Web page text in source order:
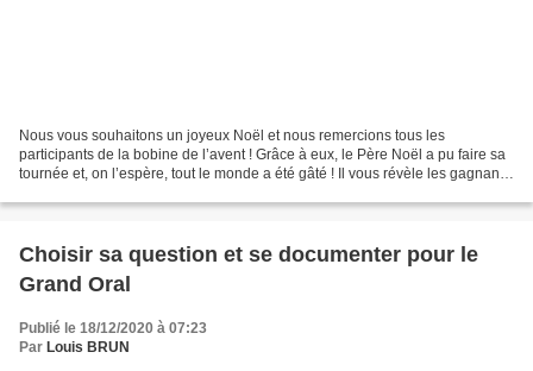
Nous vous souhaitons un joyeux Noël et nous remercions tous les
participants de la bobine de l’avent ! Grâce à eux, le Père Noël a pu faire sa
tournée et, on l’espère, tout le monde a été gâté ! Il vous révèle les gagnants
Choisir sa question et se documenter pour le
Grand Oral
Publié le 18/12/2020 à 07:23
Par Louis BRUN